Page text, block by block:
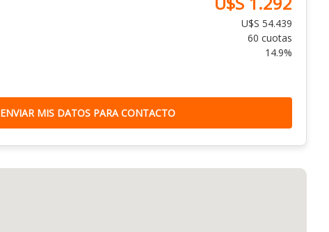
U$S 54.439
60 cuotas
14.9%
ENVIAR MIS DATOS PARA CONTACTO